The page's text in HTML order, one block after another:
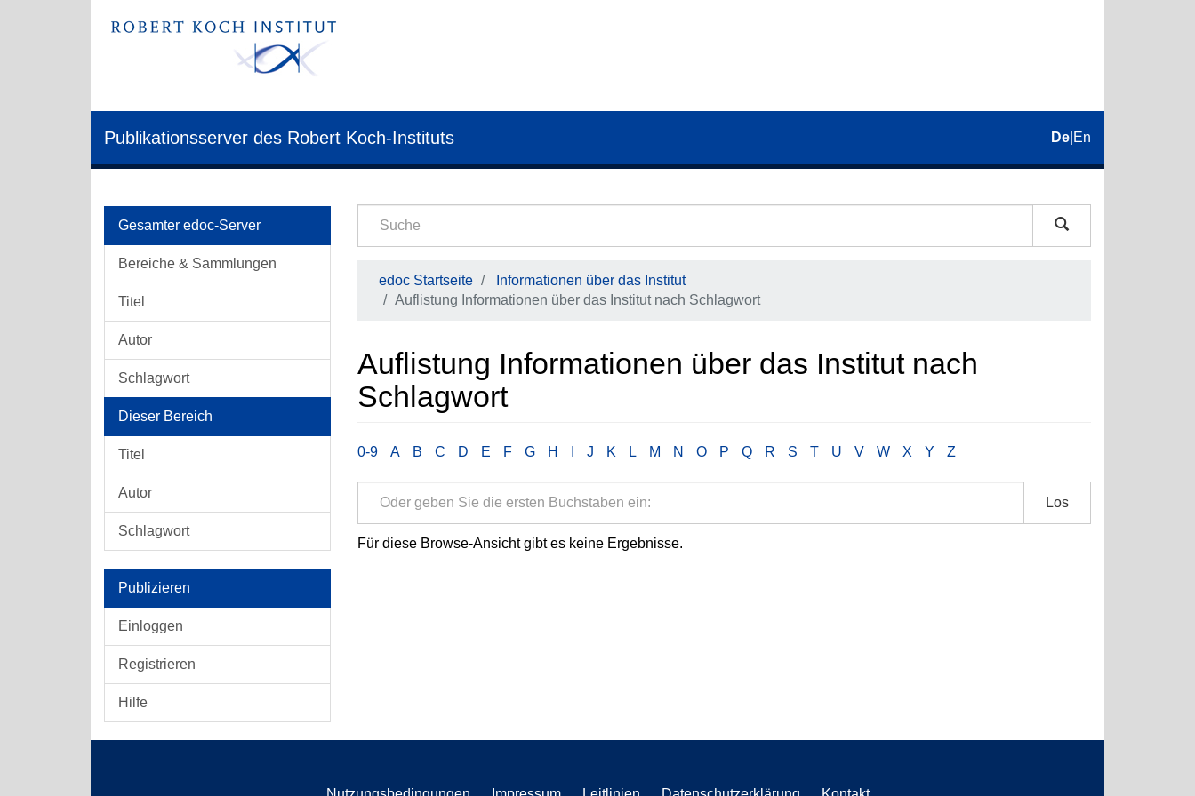
Publikationsserver des Robert Koch-Instituts De En
Gesamter edoc-Server
Bereiche & Sammlungen
Titel
Autor
Schlagwort
Dieser Bereich
Titel
Autor
Schlagwort
Publizieren
Einloggen
Registrieren
Hilfe
edoc Startseite
Informationen über das Institut
Auflistung Informationen über das Institut nach Schlagwort
Auflistung Informationen über das Institut nach
Schlagwort
0-9 A B C D E F G H J K L M N O P Q R S T U V W X Y Z
Los
Für diese Browse-Ansicht gibt es keine Ergebnisse.